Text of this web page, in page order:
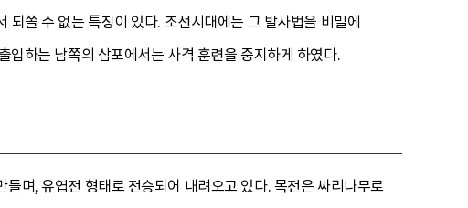
쏠 수 없는 특징이 있다. 조선시대에는 그 발사법을 비밀에
입하는 남쪽의 삼포에서는 사격 훈련을 중지하게 하였다.
며, 유엽전 형태로 전승되어 내려오고 있다. 목전은 싸리나무로